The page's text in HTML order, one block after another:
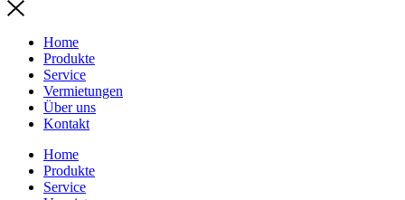
Home
Produkte
Service
Vermietungen
Über uns
Kontakt
Home
Produkte
Service